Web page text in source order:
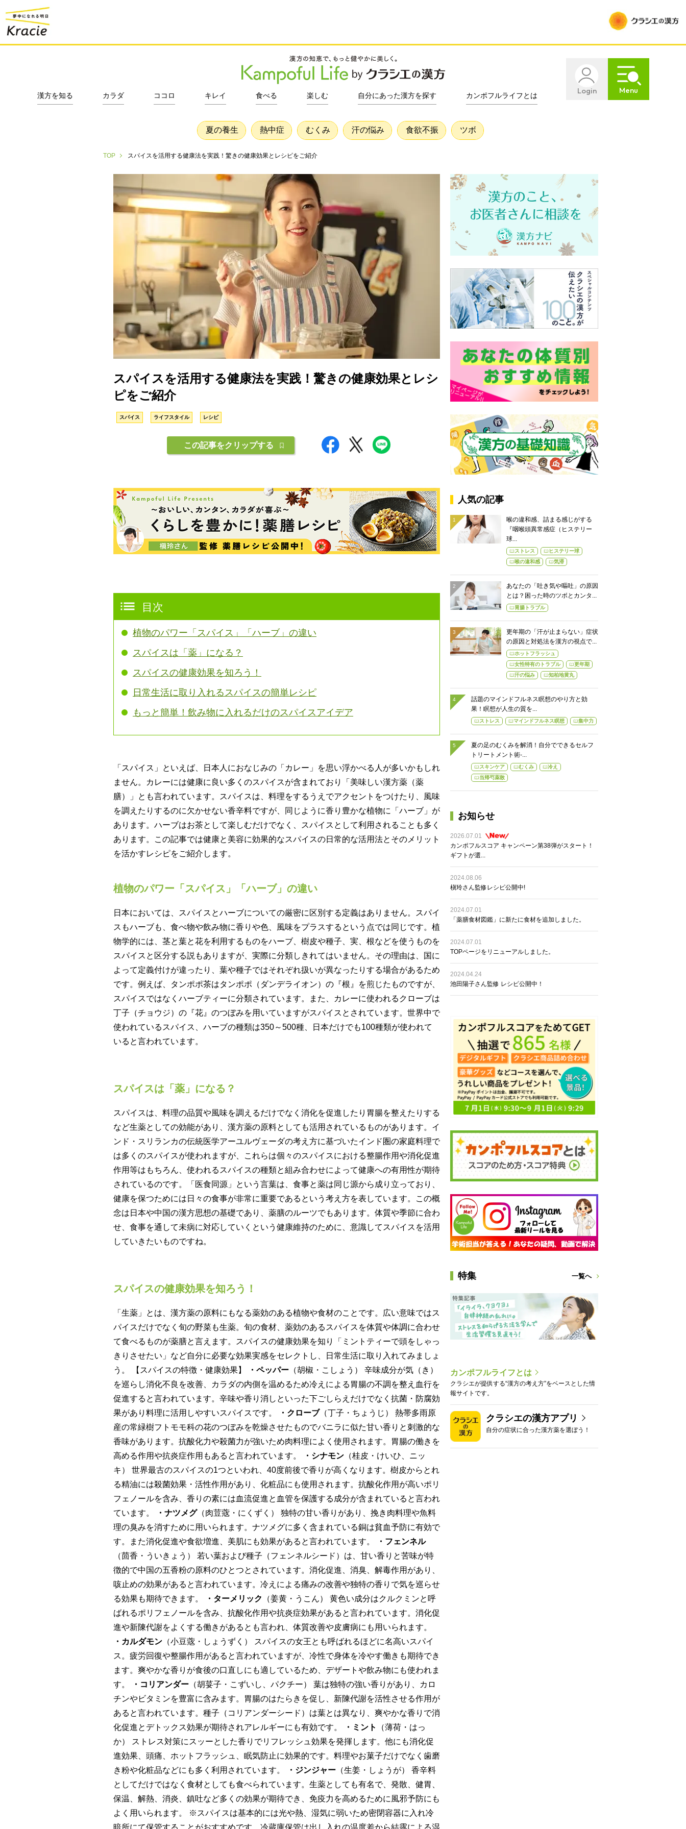
Login Menu
漢方を知る カラダ ココロ キレイ 食べる 楽しむ 自分にあった漢方を探す カンポフルライフとは
夏の養生 熱中症 むくみ 汗の悩み 食欲不振 ツボ
TOP スパイスを活用する健康法を実践！驚きの健康効果とレシピをご紹介
スパイスを活用する健康法を実践！驚きの健康効果とレシ
ピをご紹介
スパイス ライフスタイル レシピ
この記事をクリップする
目次
植物のパワー「スパイス」「ハーブ」の違い
スパイスは「薬」になる？
スパイスの健康効果を知ろう！
日常生活に取り入れるスパイスの簡単レシピ
もっと簡単！飲み物に入れるだけのスパイスアイデア
「スパイス」といえば、日本人におなじみの「カレー」を思い浮かべる人が多いかもしれ
ません。カレーには健康に良い多くのスパイスが含まれており「美味しい漢方薬（薬
膳）」とも言われています。スパイスは、料理をするうえでアクセントをつけたり、風味
を調えたりするのに欠かせない香辛料ですが、同じように香り豊かな植物に「ハーブ」が
あります。ハーブはお茶として楽しむだけでなく、スパイスとして利用されることも多く
あります。この記事では健康と美容に効果的なスパイスの日常的な活用法とそのメリット
を活かすレシピをご紹介します。
植物のパワー「スパイス」「ハーブ」の違い
日本においては、スパイスとハーブについての厳密に区別する定義はありません。スパイ
スもハーブも、食べ物や飲み物に香りや色、風味をプラスするという点では同じです。植
物学的には、茎と葉と花を利用するものをハーブ、樹皮や種子、実、根などを使うものを
スパイスと区分する説もありますが、実際に分類しきれてはいません。その理由は、国に
よって定義付けが違ったり、葉や種子ではそれぞれ扱いが異なったりする場合があるため
です。例えば、タンポポ茶はタンポポ（ダンデライオン）の『根』を煎じたものですが、
スパイスではなくハーブティーに分類されています。また、カレーに使われるクローブは
丁子（チョウジ）の『花』のつぼみを用いていますがスパイスとされています。世界中で
使われているスパイス、ハーブの種類は350～500種、日本だけでも100種類が使われて
いると言われています。
スパイスは「薬」になる？
スパイスは、料理の品質や風味を調えるだけでなく消化を促進したり胃腸を整えたりする
など生薬としての効能があり、漢方薬の原料としても活用されているものがあります。イ
ンド・スリランカの伝統医学アーユルヴェーダの考え方に基づいたインド圏の家庭料理で
は多くのスパイスが使われますが、これらは個々のスパイスにおける整腸作用や消化促進
作用等はもちろん、使われるスパイスの種類と組み合わせによって健康への有用性が期待
されているのです。「医食同源」という言葉は、食事と薬は同じ源から成り立っており、
健康を保つためには日々の食事が非常に重要であるという考え方を表しています。この概
念は日本や中国の漢方思想の基礎であり、薬膳のルーツでもあります。体質や季節に合わ
せ、食事を通して未病に対応していくという健康維持のために、意識してスパイスを活用
していきたいものですね。
スパイスの健康効果を知ろう！
「生薬」とは、漢方薬の原料にもなる薬効のある植物や食材のことです。広い意味ではス
パイスだけでなく旬の野菜も生薬。旬の食材、薬効のあるスパイスを体質や体調に合わせ
て食べるものが薬膳と言えます。スパイスの健康効果を知り「ミントティーで頭をしゃっ
きりさせたい」など自分に必要な効果実感をセレクトし、日常生活に取り入れてみましょ
う。 【スパイスの特徴・健康効果】
・ペッパー （胡椒・こしょう） 辛味成分が気（き）
を巡らし消化不良を改善、カラダの内側を温めるため冷えによる胃腸の不調を整え血行を
促進すると言われています。辛味や香り消しといった下ごしらえだけでなく抗菌・防腐効
果があり料理に活用しやすいスパイスです。
・クローブ（丁子・ちょうじ） 熱帯多雨原
産の常緑樹フトモモ科の花のつぼみを乾燥させたものでバニラに似た甘い香りと刺激的な
香味があります。抗酸化力や殺菌力が強いため肉料理によく使用されます。胃腸の働きを
高める作用や抗炎症作用もあると言われています。
・シナモン （桂皮・けいひ、ニッ
キ） 世界最古のスパイスの1つといわれ、40度前後で香りが高くなります。樹皮からとれ
る精油には殺菌効果・活性作用があり、化粧品にも使用されます。抗酸化作用が高いポリ
フェノールを含み、香りの素には血流促進と血管を保護する成分が含まれていると言われ
ています。
・ナツメグ（肉荳蔲・にくずく） 独特の甘い香りがあり、挽き肉料理や魚料
理の臭みを消すために用いられます。ナツメグに多く含まれている銅は貧血予防に有効で
す。また消化促進や食欲増進、美肌にも効果があると言われています。
・フェンネル
（茴香・ういきょう） 若い葉および種子（フェンネルシード）は、甘い香りと苦味が特
徴的で中国の五香粉の原料のひとつとされています。消化促進、消臭、解毒作用があり、
咳止めの効果があると言われています。冷えによる痛みの改善や独特の香りで気を巡らせ
る効果も期待できます。
・ターメリック
（姜黄・うこん） 黄色い成分はクルクミンと呼
ばれるポリフェノールを含み、抗酸化作用や抗炎症効果があると言われています。消化促
進や新陳代謝をよくする働きがあるとも言われ、体質改善や皮膚病にも用いられます。
・カルダモン （小豆蔲・しょうずく） スパイスの女王とも呼ばれるほどに名高いスパイ
ス。疲労回復や整腸作用があると言われていますが、冷性で身体を冷やす働きも期待でき
ます。爽やかな香りが食後の口直しにも適しているため、デザートや飲み物にも使われま
す。
・コリアンダー （胡荽子・こずいし、パクチー） 葉は独特の強い香りがあり、カロ
チンやビタミンを豊富に含みます。胃腸のはたらきを促し、新陳代謝を活性させる作用が
あると言われています。種子（コリアンダーシード）は葉とは異なり、爽やかな香りで消
化促進とデトックス効果が期待されアレルギーにも有効です。
・ミント
（薄荷・はっ
か） ストレス対策にスッーとした香りでリフレッシュ効果を発揮します。他にも消化促
進効果、頭痛、ホットフラッシュ、眠気防止に効果的です。料理やお菓子だけでなく歯磨
き粉や化粧品などにも多く利用されています。
・ジンジャー （生姜・しょうが） 香辛料
としてだけではなく食材としても食べられています。生薬としても有名で、発散、健胃、
保温、解熱、消炎、鎮吐など多くの効果が期待でき、免疫力を高めるために風邪予防にも
よく用いられます。 ※スパイスは基本的には光や熱、湿気に弱いため密閉容器に入れ冷
暗所にて保管することがおすすめです。冷蔵庫保管は出し入れの温度差から結露による湿
人気の記事
喉の違和感、詰まる感じがする
『咽喉頭異常感症（ヒステリー
球...
ストレス
ヒステリー球
喉の違和感
気滞
あなたの「吐き気や嘔吐」の原因
とは？困った時のツボとカンタ...
胃腸トラブル
更年期の「汗が止まらない」症状
の原因と対処法を漢方の視点で...
ホットフラッシュ
女性特有のトラブル
更年期
汗の悩み
知柏地黄丸
話題のマインドフルネス瞑想のやり方と効
果！瞑想が人生の質を...
ストレス マインドフルネス瞑想 集中力
夏の足のむくみを解消！自分でできるセルフ
トリートメント術-...
スキンケア むくみ
冷え
当帰芍薬散
お知らせ
2026.07.01
カンポフルスコア キャンペーン第38弾がスタート！
ギフトが選...
2024.08.06
槇玲さん監修レシピ公開中!
2024.07.01
「薬膳食材図鑑」に新たに食材を追加しました。
2024.07.01
TOPページをリニューアルしました。
2024.04.24
池田陽子さん監修 レシピ公開中！
特集 一覧へ
カンポフルライフとは
クラシエが提供する“漢方の考え方”をベースとした情
報サイトです。
クラシエの漢方アプリ
自分の症状に合った漢方薬を選ぼう！